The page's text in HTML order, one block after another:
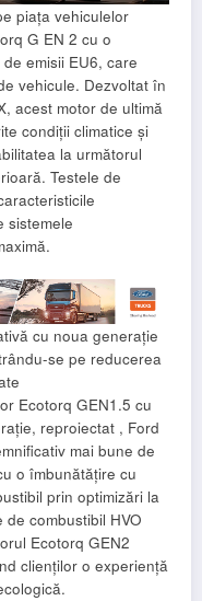
piața vehiculelor
G EN 2 cu o
emisii EU6, care
vehicule. Dezvoltat în
acest motor de ultimă
condiții climatice și
la următorul
Testele de
sistemele
maximă.
cu noua generație
se pe reducerea
Ecotorq GEN1.5 cu
reproiectat , Ford
mai bune de
o îmbunătățire cu
prin optimizări la
combustibil HVO
Ecotorq GEN2
clienților o experiență
mai ecologică.